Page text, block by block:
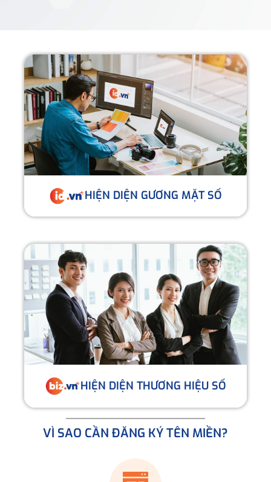
HIỆN DIỆN GƯƠNG MẶT SỐ
HIỆN DIỆN THƯƠNG HIỆU SỐ
VÌ SAO CẦN ĐĂNG KÝ TÊN MIỀN?